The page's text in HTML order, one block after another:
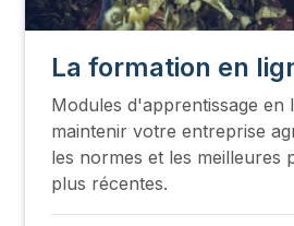
La formation en
Modules d'apprentissage en
maintenir votre entreprise
les normes et les meilleures
plus récentes.